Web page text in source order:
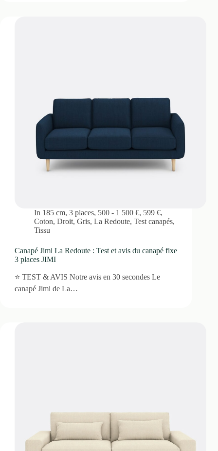
In 185 cm,3 places, 500 - 1 500 €, 599 €,
Coton, Droit, Gris, La Redoute, Test canapés,
Tissu
Canapé Jimi La Redoute : Test et avis du canapé fixe
3 places JIMI
⭐ TEST & AVIS Notre avis en 30 secondes Le
canapé Jimi de La…